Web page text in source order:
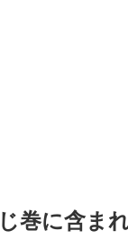
巻に含ま